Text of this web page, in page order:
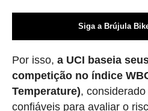
Siga a Brújula
Por isso, a UCI baseia
competição no índice
Temperature),
confiáveis para avaliar o